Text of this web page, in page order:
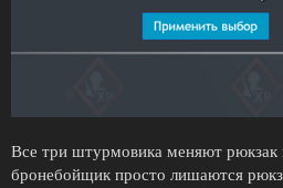
Все три штурмовика меняют
бронебойщик просто лишаются